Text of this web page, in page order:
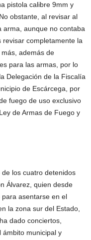
pistola calibre 9mm y
obstante, al revisar al
arma, aunque no contaba
revisar completamente la
además de
para las armas, por lo
Delegación de la Fiscalía
de Escárcega, por
fuego de uso exclusivo
de Armas de Fuego y
los cuatro detenidos
Álvarez, quien desde
asentarse en el
la zona sur del Estado,
dado conciertos,
ámbito municipal y